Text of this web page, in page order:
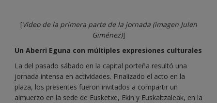
[Video de la primera parte de la jornada (imagen Julen
Giménez)]
Un Aberri Eguna con múltiples expresiones culturales
La del pasado sábado en la capital porteña resultó una
jornada intensa en actividades. Finalizado el acto en la
plaza, los presentes fueron invitados a compartir un
almuerzo en la sede de Eusketxe, Ekin y Euskaltzaleak, en la